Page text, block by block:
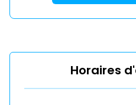
Horaires